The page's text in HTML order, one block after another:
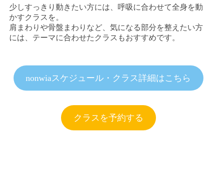
少しすっきり動きたい方には、呼吸に合わせて全身を動
かすクラスを。
肩まわりや骨盤まわりなど、気になる部分を整えたい方
には、テーマに合わせたクラスもおすすめです。
nonwiaスケジュール・クラス詳細はこちら
クラスを予約する